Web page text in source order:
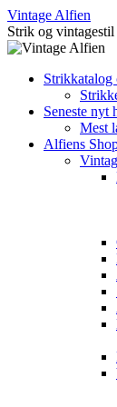
Skip
to
content
Vintage Alfien
Strik og vintagestil
Seneste nyt
Mest
Alfiens